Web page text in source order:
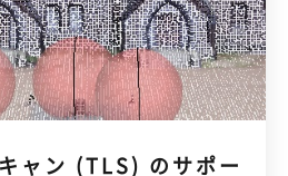
ャン (TLS) のサポー